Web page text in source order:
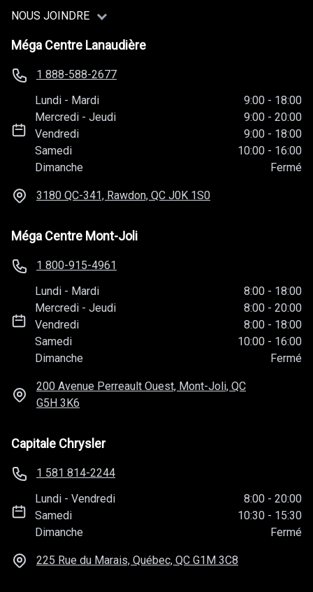
NOUS JOINDRE
Méga Centre Lanaudière
1 888-588-2677
Lundi - Mardi 9:00 - 18:00
Mercredi -Jeudi 9:00 - 20:00
Vendredi
9:00 - 18:00
Samedi
10:00 - 16:00
Dimanche
Fermé
3180 QC-341, Rawdon, QC J0K 1S0
Méga Centre Mont-Joli
1 800-915-4961
Lundi - Mardi 8:00 - 18:00
Mercredi -Jeudi 8:00 - 20:00
Vendredi
8:00 - 18:00
Samedi
10:00 - 16:00
Dimanche
Fermé
200 Avenue Perreault Ouest, Mont-Joli, QC
G5H 3K6
Capitale Chrysler
1 581 814-2244
Lundi -Vendredi 8:00 - 20:00
Samedi
10:30 - 15:30
Dimanche
Fermé
225 Rue du Marais, Québec, QC G1M 3C8